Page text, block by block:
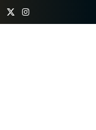
X
Instagram